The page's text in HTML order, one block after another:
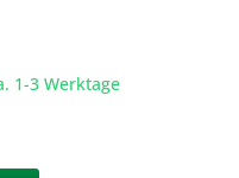
1-3 Werktage